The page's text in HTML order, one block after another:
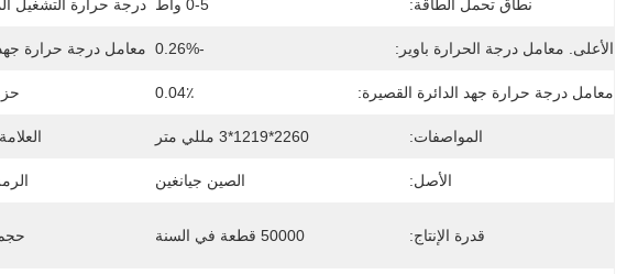
نطاق تحمل الطاقة: 0-5 واط درجة حرارة التشغيل
الأعلى. معامل درجة الحرارة باوير: -0.26% معامل درجة حرارة جهد
معامل درجة حرارة جهد الدائرة القصيرة: 0.04٪
المواصفات: 2260*1219*3 مللي متر
الأصل: الصين جيانغين
قدرة الإنتاج: 50000 قطعة في السنة